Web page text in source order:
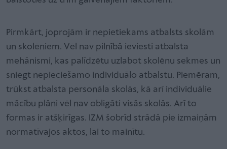
Pirmkārt, joprojām ir nepietiekams atbalsts skolām
un skolēniem. Vēl nav pilnībā ieviesti atbalsta
mehānismi, kas palīdzētu uzlabot skolēnu sekmes un
sniegt nepieciešamo individuālo atbalstu. Piemēram,
trūkst atbalsta personāla skolās, kā arī individuālie
mācību plāni vēl nav obligāti visās skolās. Arī to
formas ir atšķirīgas. IZM šobrīd strādā pie izmaiņām
normatīvajos aktos, lai to mainītu.